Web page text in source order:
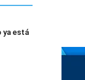
ya está